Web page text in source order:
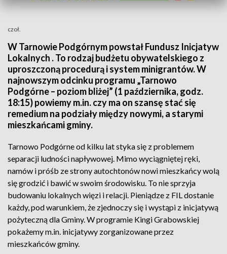
czoł.
W Tarnowie Podgórnym powstał Fundusz Inicjatyw
Lokalnych . To rodzaj budżetu obywatelskiego z
uproszczoną procedurą i system minigrantów. W
najnowszym odcinku programu „Tarnowo
Podgórne – poziom bliżej” (1 października, godz.
18:15) powiemy m.in. czy ma on szansę stać się
remedium na podziały między nowymi, a starymi
mieszkańcami gminy.
Tarnowo Podgórne od kilku lat styka się z problemem
separacji ludności napływowej. Mimo wyciągniętej ręki,
namów i próśb ze strony autochtonów nowi mieszkańcy wolą
się grodzić i bawić w swoim środowisku. To nie sprzyja
budowaniu lokalnych więzi i relacji. Pieniądze z FIL dostanie
każdy, pod warunkiem, że zjednoczy się i wystąpi z inicjatywą
pożyteczną dla Gminy. W programie Kingi Grabowskiej
pokażemy m.in. inicjatywy zorganizowane przez
mieszkańców gminy.